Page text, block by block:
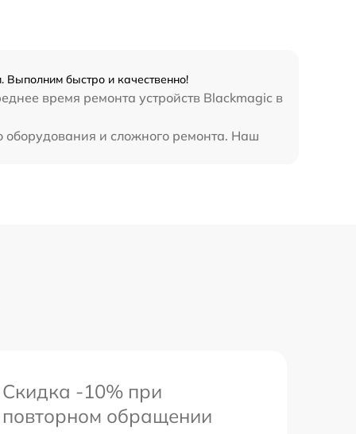
Выполним быстро и качественно!
время ремонта устройств Blackmagic в
оборудования и сложного ремонта. Наш
Скидка -10% при
повторном обращении